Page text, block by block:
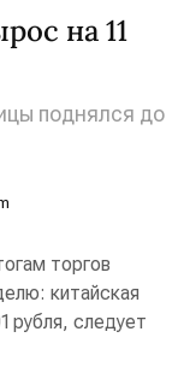
на 11
поднялся до
торгов
китайская
рубля, следует